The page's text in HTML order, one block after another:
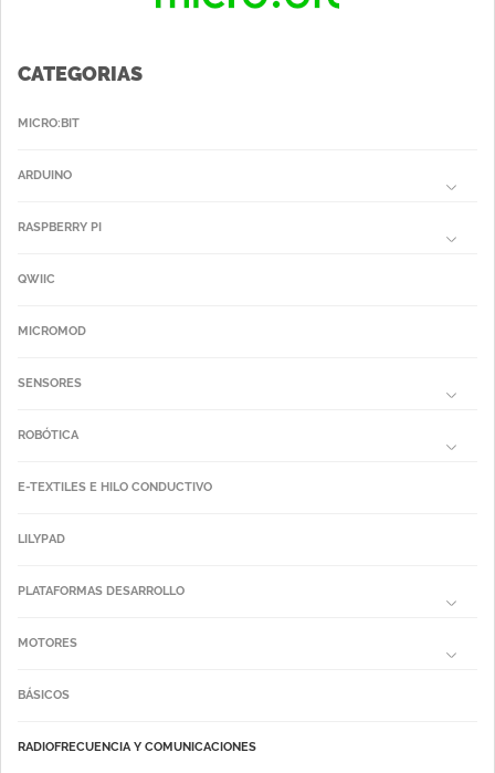
CATEGORIAS
MICRO:BIT
ARDUINO
RASPBERRY PI
QWIIC
MICROMOD
SENSORES
ROBÓTICA
E-TEXTILES E HILO CONDUCTIVO
LILYPAD
PLATAFORMAS DESARROLLO
MOTORES
BÁSICOS
RADIOFRECUENCIA Y COMUNICACIONES